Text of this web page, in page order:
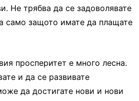
Не трябва да се задоволявате
само защото имате да плащате
просперитет е много лесна.
и да се развивате
да достигате нови и нови